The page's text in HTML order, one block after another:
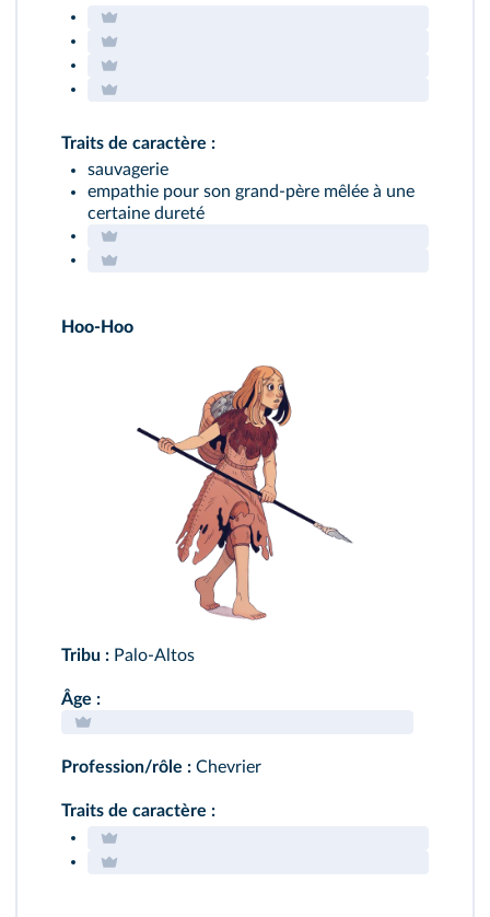
Traits de caractère :
sauvagerie
empathie pour son grand-père mêlée à une
certaine dureté
Hoo-Hoo
Tribu : Palo-Altos
Âge :
Profession/rôle : Chevrier
Traits de caractère :